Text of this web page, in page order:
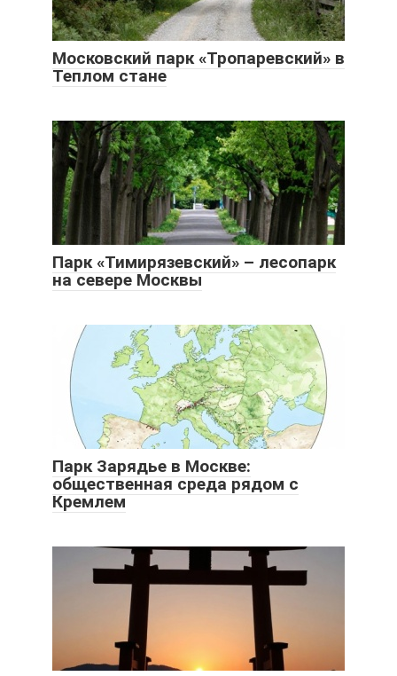
Московский парк «Тропаревский» в
Теплом стане
Парк «Тимирязевский» – лесопарк
на севере Москвы
Парк Зарядье в Москве:
общественная среда рядом с
Кремлем